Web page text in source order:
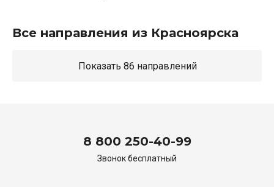
Все направления из Красноярска
Показать 86 направлений
8 800 250-40-99
Звонок бесплатный